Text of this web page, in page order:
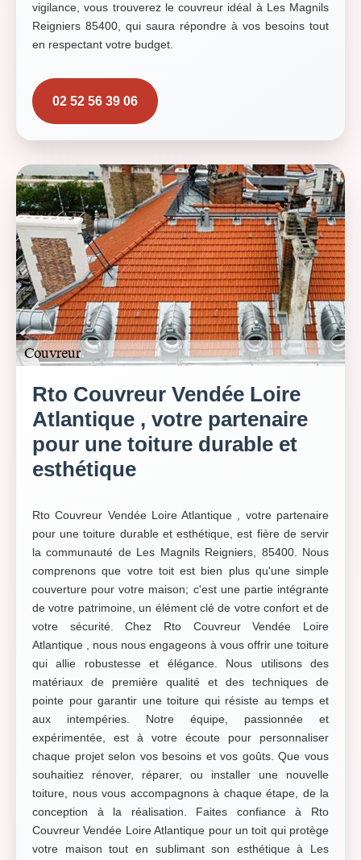
vigilance, vous trouverez le couvreur idéal à Les Magnils
Reigniers 85400, qui saura répondre à vos besoins tout
en respectant votre budget.
02 52 56 39 06
Rto Couvreur Vendée Loire
Atlantique , votre partenaire
pour une toiture durable et
esthétique
Rto Couvreur Vendée Loire Atlantique , votre partenaire
pour une toiture durable et esthétique, est fière de servir
la communauté de Les Magnils Reigniers, 85400. Nous
comprenons que votre toit est bien plus qu'une simple
couverture pour votre maison; c'est une partie intégrante
de votre patrimoine, un élément clé de votre confort et de
votre sécurité. Chez Rto Couvreur Vendée Loire
Atlantique , nous nous engageons à vous offrir une toiture
qui allie robustesse et élégance. Nous utilisons des
matériaux de première qualité et des techniques de
pointe pour garantir une toiture qui résiste au temps et
aux intempéries. Notre équipe, passionnée et
expérimentée, est à votre écoute pour personnaliser
chaque projet selon vos besoins et vos goûts. Que vous
souhaitiez rénover, réparer, ou installer une nouvelle
toiture, nous vous accompagnons à chaque étape, de la
conception à la réalisation. Faites confiance à Rto
Couvreur Vendée Loire Atlantique pour un toit qui protège
votre maison tout en sublimant son esthétique à Les